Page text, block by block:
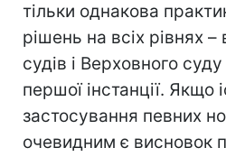
тільки однакова
рішень на всіх рівнях
судів і Верховного
першої інстанції. Якщо
застосування певних
очевидним є висновок